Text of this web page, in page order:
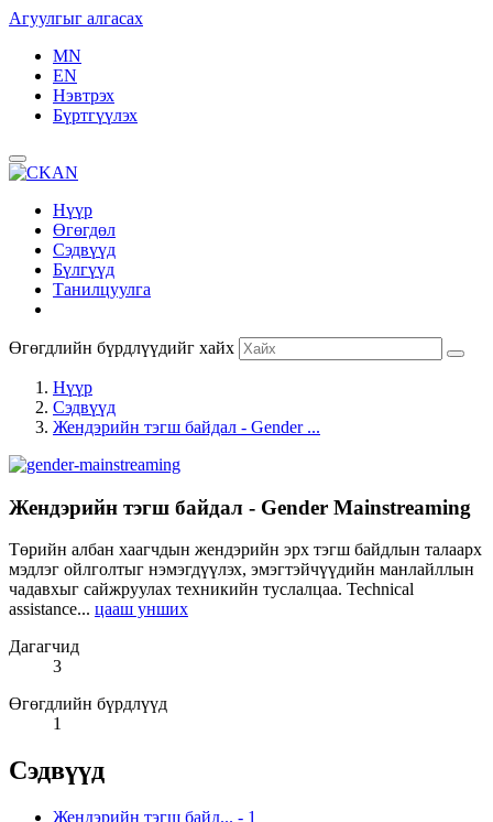
Агуулгыг алгасах
MN
EN
Нэвтрэх
Бүртгүүлэх
Нүүр
Өгөгдөл
Сэдвүүд
Бүлгүүд
Танилцуулга
Өгөгдлийн бүрдлүүдийг хайх
Нүүр
Сэдвүүд
Жендэрийн тэгш байдал - Gender ...
Жендэрийн тэгш байдал - Gender Mainstreaming
Төрийн албан хаагчдын жендэрийн эрх тэгш байдлын талаарх
мэдлэг ойлголтыг нэмэгдүүлэх, эмэгтэйчүүдийн манлайллын
чадавхыг сайжруулах техникийн туслалцаа. Technical
assistance... цааш унших
Дагагчид
3
Өгөгдлийн бүрдлүүд
1
Сэдвүүд
Жендэрийн тэгш байд... - 1